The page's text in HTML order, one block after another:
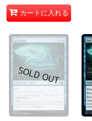
カートに入れる